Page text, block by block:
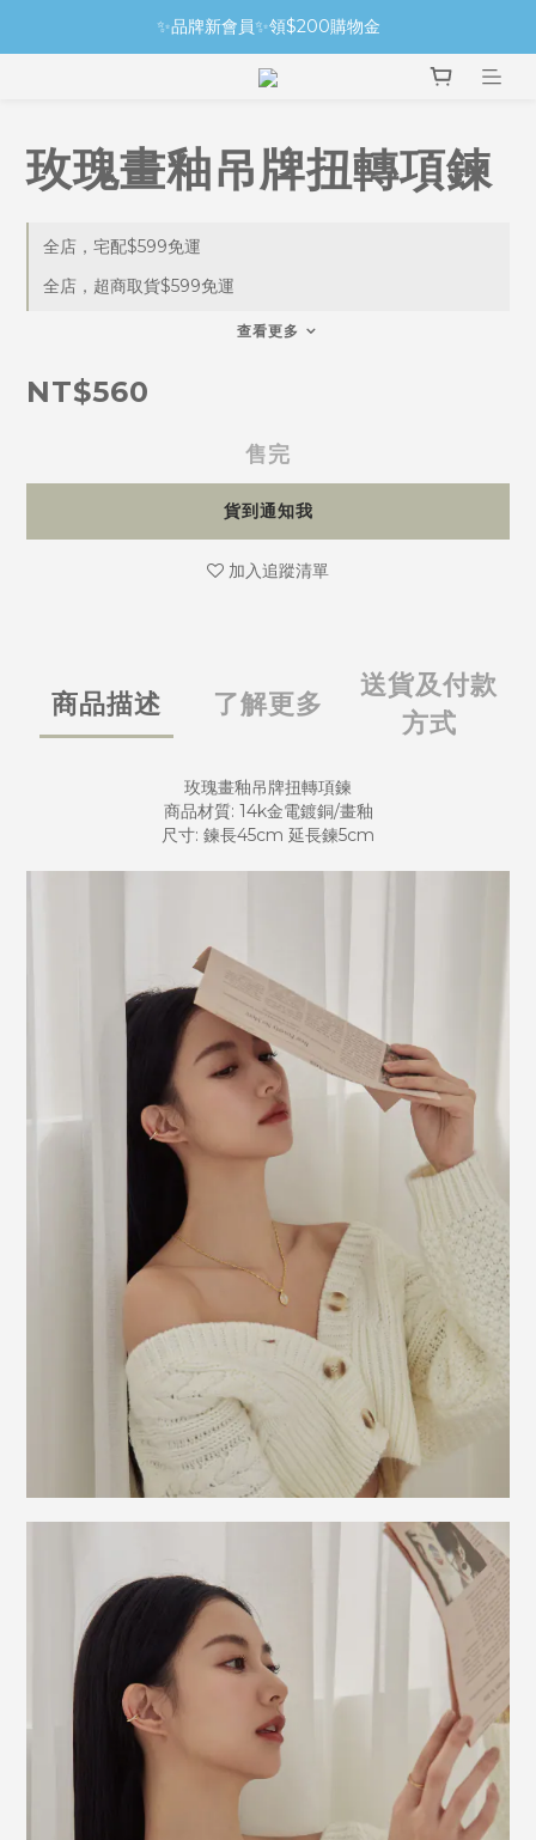
✨品牌新會員✨領$200購物金
玫瑰畫釉吊牌扭轉項鍊
全店，宅配$599免運
全店，超商取貨$599免運
查看更多
NT$560
售完
貨到通知我
加入追蹤清單
商品描述 了解更多
送貨及付款
方式
玫瑰畫釉吊牌扭轉項鍊
商品材質: 14k金電鍍銅/畫釉
尺寸: 鍊長45cm 延長鍊5cm